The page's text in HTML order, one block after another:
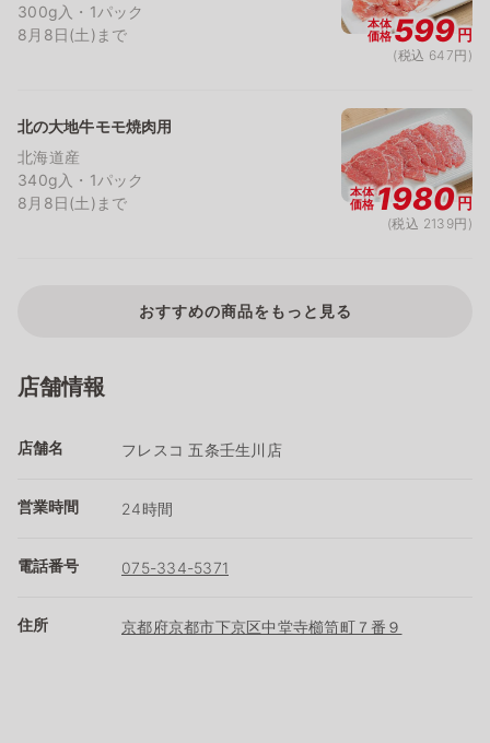
300g入・1パック
8月8日(土)まで
本体
価格599円
(税込 647円)
北の大地牛モモ焼肉用
北海道産
340g入・1パック
8月8日(土)まで
本体
価格1980円
(税込 2139円)
おすすめの商品をもっと見る
店舗情報
店舗名 フレスコ 五条壬生川店
営業時間 24時間
電話番号 075-334-5371
住所 京都府京都市下京区中堂寺櫛笥町７番９